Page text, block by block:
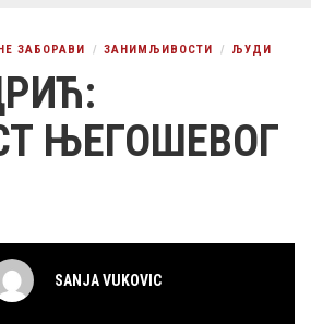
ЗАБОРАВИ ЗАНИМЉИВОСТИ ЉУДИ
ЊЕГОШЕВОГ
SANJA VUKOVIC